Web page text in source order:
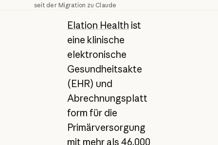
seit der Migration zu Claude
Elation Health ist
eine klinische
elektronische
Gesundheitsakte
(EHR) und
Abrechnungsplatt
form für die
Primärversorgung
mit mehr als 46.000